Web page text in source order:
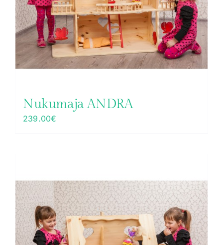
Nukumaja ANDRA
239.00€